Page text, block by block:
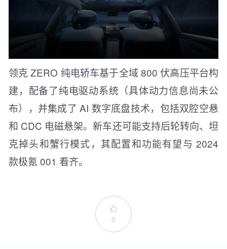
领克 ZERO 纯电轿车基于全域 800 伏高压平台构
建，配备了纯电驱动系统（具体动力信息尚未公
布），并集成了 AI 数字底盘技术，包括双腔空悬
和 CDC 电磁悬架。新车还可能支持后轮转向、坦
克掉头和蟹行模式，其配置和功能有望与 2024
款极氪 001 看齐。

0